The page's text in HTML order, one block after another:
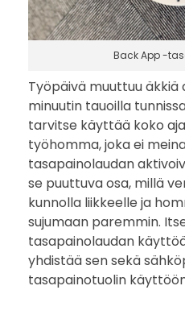
Back App -
Työpäivä muuttuu äkkiä
minuutin tauoilla
tarvitse käyttää koko
työhomma, joka ei
tasapainolaudan
se puuttuva osa, millä
kunnolla liikkeelle ja
sujumaan paremmin.
tasapainolaudan
yhdistää sen sekä
tasapainotuolin